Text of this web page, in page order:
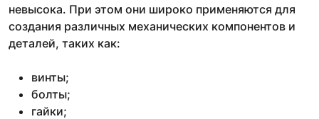
невысока. При этом они широко применяются для
создания различных механических компонентов и
деталей, таких как:
винты;
болты;
гайки;